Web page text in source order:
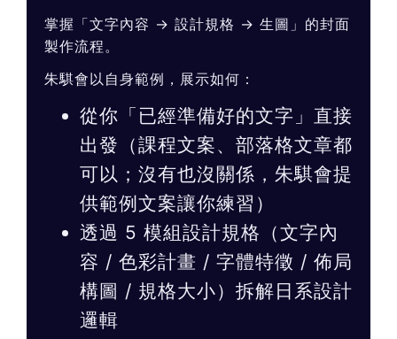
掌握「文字內容 → 設計規格 → 生圖」的封面
製作流程。
朱騏會以自身範例，展示如何：
從你「已經準備好的文字」直接
出發（課程文案、部落格文章都
可以；沒有也沒關係，朱騏會提
供範例文案讓你練習）
透過 5 模組設計規格（文字內
容 / 色彩計畫 / 字體特徵 / 佈局
構圖 / 規格大小）拆解日系設計
邏輯